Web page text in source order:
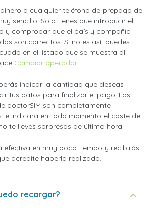
a cualquier teléfono de prepago de
sencillo. Solo tienes que introducir el
y comprobar que el país y compañía
son correctos. Si no es así, puedes
en el listado que se muestra al
Cambiar operador.
indicar la cantidad que deseas
tus datos para finalizar el pago. Las
doctorSIM son completamente
te indicará en todo momento el coste del
te lleves sorpresas de última hora.
efectiva en muy poco tiempo y recibirás
acredite haberla realizado.
recargar?